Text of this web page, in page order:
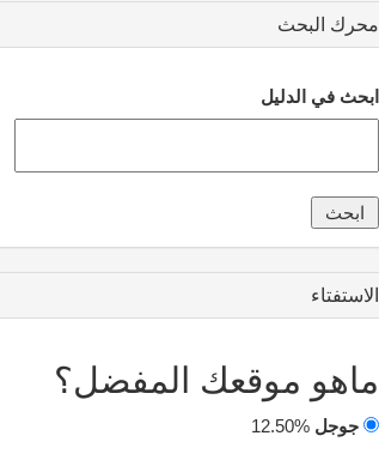
محرك البحث
ابحث في الدليل
الاستفتاء
ماهو موقعك المفضل؟
جوجل 12.50%